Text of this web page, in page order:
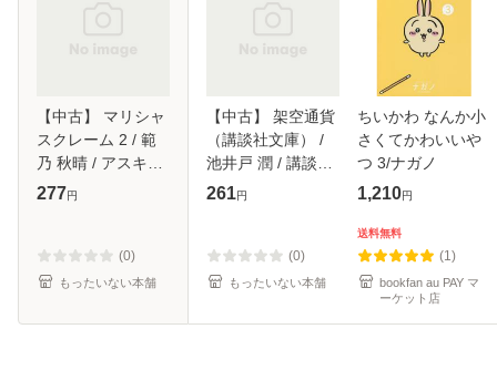
【中古】 マリシャ
スクレーム 2 / 範
乃 秋晴 / アスキー
メディアワークス
277円
(0)
もったいない本舗
【中古】 架空通貨
（講談社文庫） /
池井戸 潤 / 講談社
[文庫]【メール便送
261円
(0)
もったいない本舗
ちいかわ なんか小
さくてかわいいや
つ 3/ナガノ
1,210円
送料無料
(1)
bookfan au PAY マ
ーケット店